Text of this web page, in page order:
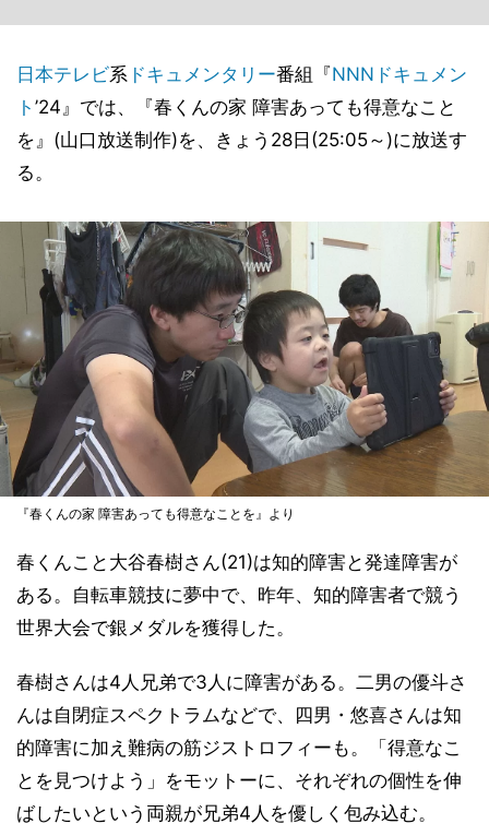
日本テレビ系 ドキュメンタリー番組『NNNドキュメン
ト ’24』では、『春くんの家 障害あっても得意なこと
を』(山口放送制作)を、きょう28日(25:05～)に放送す
る。
『春くんの家 障害あっても得意なことを』より
春くんこと大谷春樹さん(21)は知的障害と発達障害が
ある。自転車競技に夢中で、昨年、知的障害者で競う
世界大会で銀メダルを獲得した。
春樹さんは4人兄弟で3人に障害がある。二男の優斗さ
んは自閉症スペクトラムなどで、四男・悠喜さんは知
的障害に加え難病の筋ジストロフィーも。「得意なこ
とを見つけよう」をモットーに、それぞれの個性を伸
ばしたいという両親が兄弟4人を優しく包み込む。